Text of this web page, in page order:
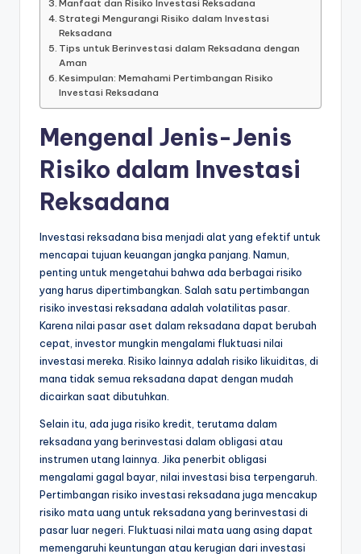
Manfaat dan Risiko Investasi Reksadana
Strategi Mengurangi Risiko dalam Investasi
Reksadana
Tips untuk Berinvestasi dalam Reksadana dengan
Aman
Kesimpulan: Memahami Pertimbangan Risiko
Investasi Reksadana
Mengenal Jenis-Jenis
Risiko dalam Investasi
Reksadana
Investasi reksadana bisa menjadi alat yang efektif untuk
mencapai tujuan keuangan jangka panjang. Namun,
penting untuk mengetahui bahwa ada berbagai risiko
yang harus dipertimbangkan. Salah satu pertimbangan
risiko investasi reksadana adalah volatilitas pasar.
Karena nilai pasar aset dalam reksadana dapat berubah
cepat, investor mungkin mengalami fluktuasi nilai
investasi mereka. Risiko lainnya adalah risiko likuiditas, di
mana tidak semua reksadana dapat dengan mudah
dicairkan saat dibutuhkan.
Selain itu, ada juga risiko kredit, terutama dalam
reksadana yang berinvestasi dalam obligasi atau
instrumen utang lainnya. Jika penerbit obligasi
mengalami gagal bayar, nilai investasi bisa terpengaruh.
Pertimbangan risiko investasi reksadana juga mencakup
risiko mata uang untuk reksadana yang berinvestasi di
pasar luar negeri. Fluktuasi nilai mata uang asing dapat
memengaruhi keuntungan atau kerugian dari investasi